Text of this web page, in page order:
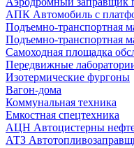
АПК Автомобиль с
Подъемно-транспортная
Подъемно-транспортная
Самоходная площадка
Передвижные
Изотермические фургоны
Вагон-дома
Коммунальная техника
Емкостная спецтехника
АЦН Автоцистерны
АТЗ